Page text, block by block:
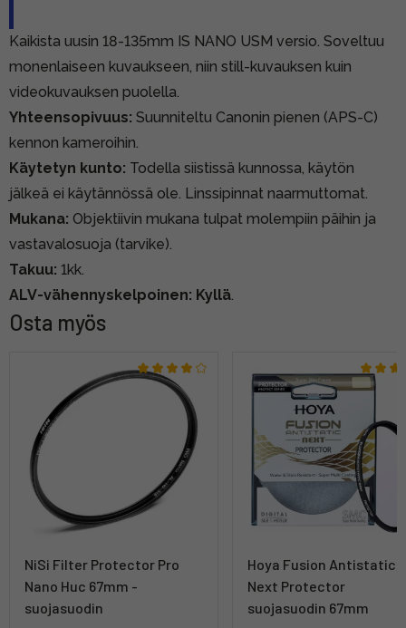
Kaikista uusin 18-135mm IS NANO USM versio. Soveltuu
monenlaiseen kuvaukseen, niin still-kuvauksen kuin
videokuvauksen puolella.
Yhteensopivuus: Suunniteltu Canonin pienen (APS-C)
kennon kameroihin.
Käytetyn kunto: Todella siistissä kunnossa, käytön
jälkeä ei käytännössä ole. Linssipinnat naarmuttomat.
Mukana: Objektiivin mukana tulpat molempiin päihin ja
vastavalosuoja (tarvike).
Takuu: 1kk.
ALV-vähennyskelpoinen: Kyllä.
Osta myös
NiSi Filter Protector Pro
Nano Huc 67mm -
suojasuodin
Hoya Fusion Antistatic
Next Protector
suojasuodin 67mm